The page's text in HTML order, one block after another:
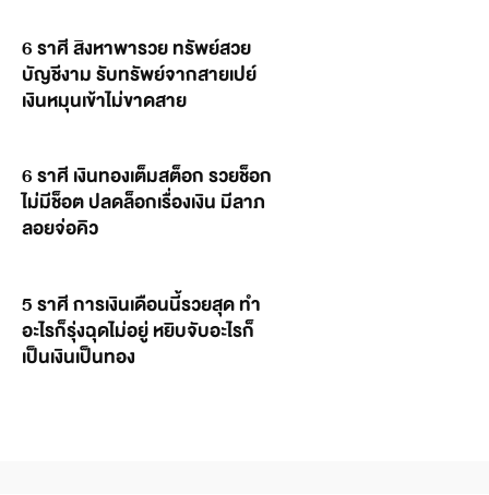
6 ราศี สิงหาพารวย ทรัพย์สวย
บัญชีงาม รับทรัพย์จากสายเปย์
เงินหมุนเข้าไม่ขาดสาย
6 ราศี เงินทองเต็มสต็อก รวยช็อก
ไม่มีช็อต ปลดล็อกเรื่องเงิน มีลาภ
ลอยจ่อคิว
5 ราศี การเงินเดือนนี้รวยสุด ทำ
อะไรก็รุ่งฉุดไม่อยู่ หยิบจับอะไรก็
เป็นเงินเป็นทอง